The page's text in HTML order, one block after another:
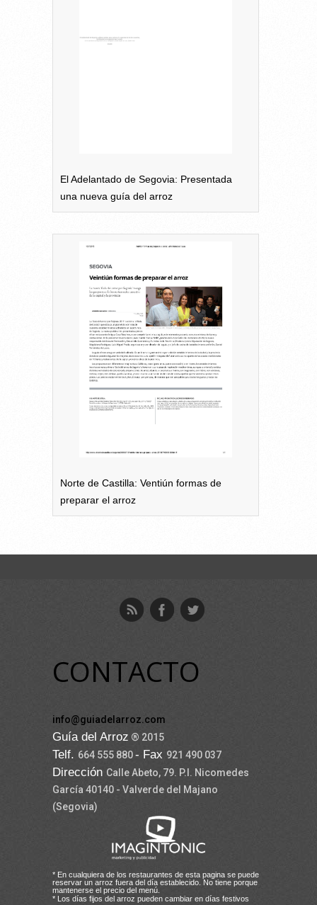
El Adelantado de Segovia: Presentada
una nueva guía del arroz
Norte de Castilla: Ventiún formas de
preparar el arroz
CONTACTO
info@guiadelarroz.com
Guía del Arroz ® 2015
Telf. 664 555 880- Fax 921 490 037
Dirección Calle Abeto, 79. P.I. Nicomedes
García 40140 - Valverde del Majano
(Segovia)
* En cualquiera de los restaurantes de esta pagina se puede
reservar un arroz fuera del día establecido. No tiene porque
mantenerse el precio del menú.
* Los días fijos del arroz pueden cambiar en días festivos